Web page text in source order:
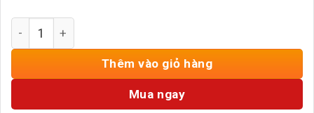
Quạt Sát Trần 5 Cánh Gỗ Đậm HD-214/Đậm số lượng
Thêm vào giỏ hàng
Mua ngay